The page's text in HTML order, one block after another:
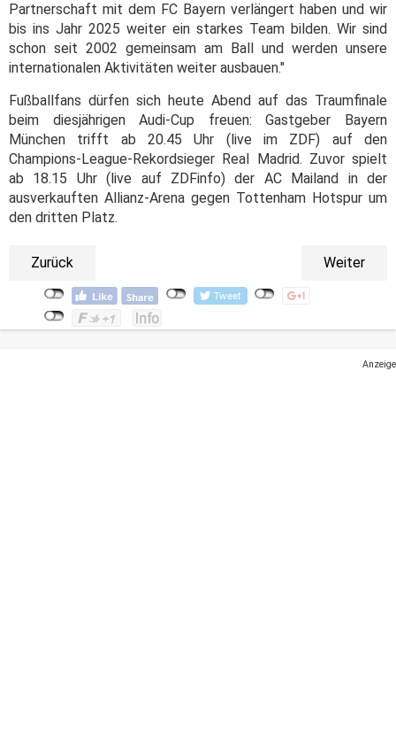
Partnerschaft mit dem FC Bayern verlängert haben und wir
bis ins Jahr 2025 weiter ein starkes Team bilden. Wir sind
schon seit 2002 gemeinsam am Ball und werden unsere
internationalen Aktivitäten weiter ausbauen."
Fußballfans dürfen sich heute Abend auf das Traumfinale
beim diesjährigen Audi-Cup freuen: Gastgeber Bayern
München trifft ab 20.45 Uhr (live im ZDF) auf den
Champions-League-Rekordsieger Real Madrid. Zuvor spielt
ab 18.15 Uhr (live auf ZDFinfo) der AC Mailand in der
ausverkauften Allianz-Arena gegen Tottenham Hotspur um
den dritten Platz.
Zurück Weiter
Anzeige